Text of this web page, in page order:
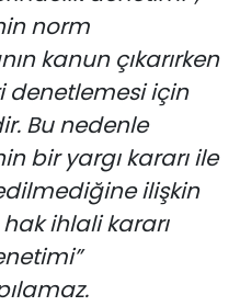
norm
kanun çıkarırken
denetlemesi için
Bu nedenle
bir yargı kararı ile
ilişkin
ihlali kararı